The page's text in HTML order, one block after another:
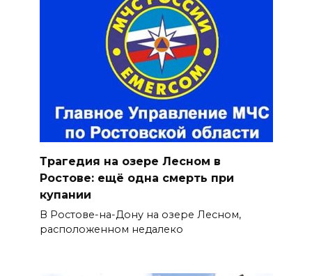
Трагедия на озере Лесном в
Ростове: ещё одна смерть при
купании
В Ростове-на-Дону на озере Лесном,
расположенном недалеко